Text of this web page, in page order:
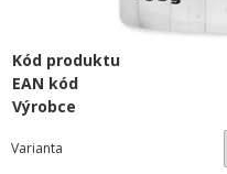
Kód produktu
EAN kód
Výrobce
Varianta